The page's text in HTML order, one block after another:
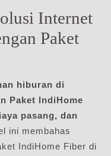
Internet
Paket
hiburan di
Paket IndiHome
pasang, dan
ini membahas
IndiHome Fiber di